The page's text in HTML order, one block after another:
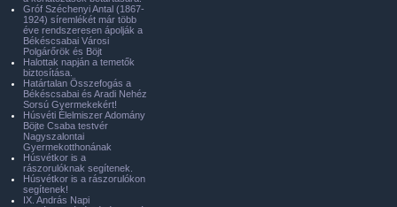
Gróf Széchenyi Antal (1867-
1924) síremlékét már több
éve rendszeresen ápolják a
Békéscsabai Városi
Polgárőrök és Böjt
Halottak napján a temetők
biztosítása.
Határtalan Összefogás a
Békéscsabai és Aradi Nehéz
Sorsú Gyermekekért!
Húsvéti Élelmiszer Adomány
Böjte Csaba testvér
Nagyszalontai
Gyermekotthonának
Húsvétkor is a
rászorulóknak segítenek.
Húsvétkor is a rászorulókon
segítenek!
IX. András Napi